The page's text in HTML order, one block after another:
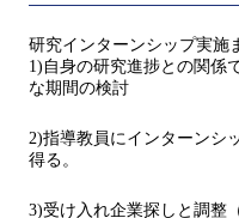
研究インターンシップ実施
1)自身の研究進捗との関係
な期間の検討
2)指導教員にインターンシ
得る。
3)受け入れ企業探しと調整